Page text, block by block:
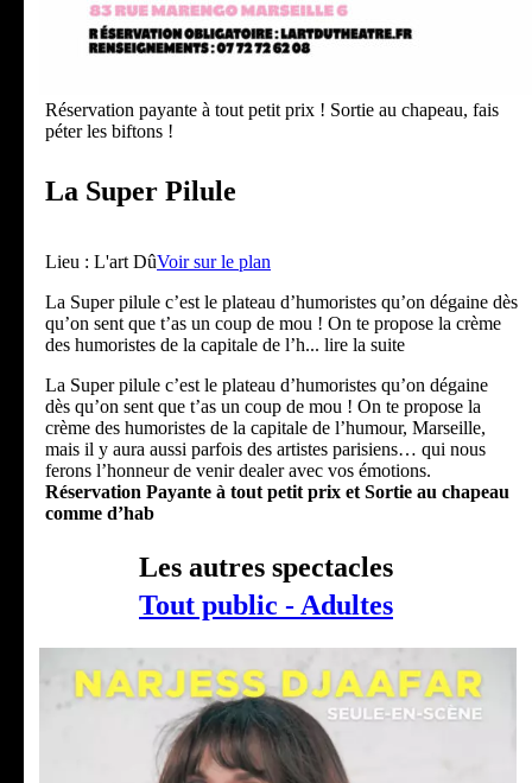
Réservation payante à tout petit prix ! Sortie au chapeau, fais
péter les biftons !
La Super Pilule
Lieu : L'art DûVoir sur le plan
La Super pilule c’est le plateau d’humoristes qu’on dégaine dès
qu’on sent que t’as un coup de mou ! On te propose la crème
des humoristes de la capitale de l’h... lire la suite
La Super pilule c’est le plateau d’humoristes qu’on dégaine
dès qu’on sent que t’as un coup de mou ! On te propose la
crème des humoristes de la capitale de l’humour, Marseille,
mais il y aura aussi parfois des artistes parisiens… qui nous
ferons l’honneur de venir dealer avec vos émotions.
Réservation Payante à tout petit prix et Sortie au chapeau
comme d’hab
Les autres spectacles
Tout public - Adultes